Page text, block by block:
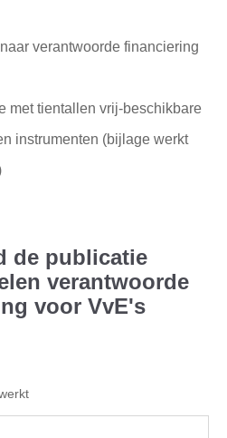
verantwoorde financiering
met tientallen vrij-beschikbare
instrumenten (bijlage werkt
de publicatie
verantwoorde
voor VvE's